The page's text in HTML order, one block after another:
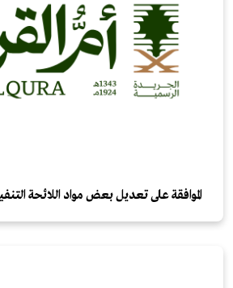
الموافقة على تعديل بعض مواد اللائحة